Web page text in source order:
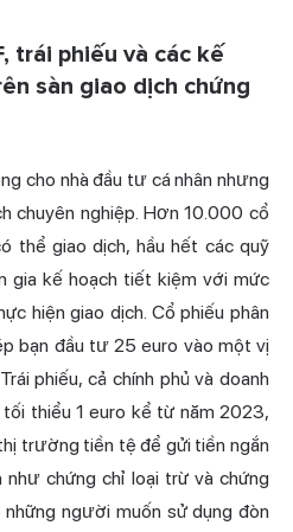
trái phiếu và các kế
sàn giao dịch chứng
cho nhà đầu tư cá nhân nhưng
chuyên nghiệp. Hơn 10.000 cổ
thể giao dịch, hầu hết các quỹ
gia kế hoạch tiết kiệm với mức
hiện giao dịch. Cổ phiếu phân
bạn đầu tư 25 euro vào một vị
phiếu, cả chính phủ và doanh
thiểu 1 euro kể từ năm 2023,
trường tiền tệ để gửi tiền ngắn
như chứng chỉ loại trừ và chứng
người muốn sử dụng đòn